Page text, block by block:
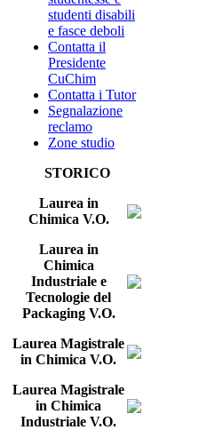
studenti disabili
e fasce deboli
Contatta il
Presidente
CuChim
Contatta i Tutor
Segnalazione
reclamo
Zone studio
STORICO
Laurea in
Chimica V.O.
Laurea in
Chimica
Industriale e
Tecnologie del
Packaging V.O.
Laurea Magistrale
in Chimica V.O.
Laurea Magistrale
in Chimica
Industriale V.O.